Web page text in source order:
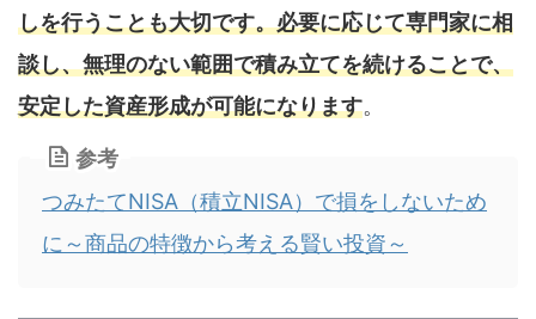
しを行うことも大切です。必要に応じて専門家に相
談し、無理のない範囲で積み立てを続けることで、
安定した資産形成が可能になります。
参考
つみたてNISA（積立NISA）で損をしないため
に～商品の特徴から考える賢い投資～